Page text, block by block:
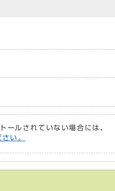
ルされていない場合には、
い。